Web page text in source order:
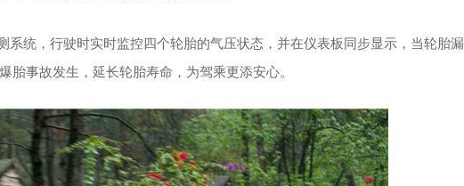
系统，行驶时实时监控四个轮胎的气压状态，并在仪表板同步显示，当轮胎漏
胎事故发生，延长轮胎寿命，为驾乘更添安心。